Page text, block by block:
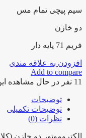
71
آلومینیومی
تک
فاز
موتوژن
عدد
سیم پیچی تمام مس
دو خازن
فریم 71 پایه دار
افزودن به علاقه مندی
Add to compare
11 نفر در حال مشاهده
توضیحات
توضیحات تکمیلی
نظرات (0)